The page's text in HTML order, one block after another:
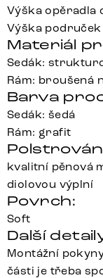
Výška opěradla
Výška područek
Materiál
Sedák:
Rám: broušená
Barva
Sedák: šedá
Rám: grafit
kvalitní pěnová
diolovou výplní
Povrch:
Soft
Další
Montážní
části je třeba